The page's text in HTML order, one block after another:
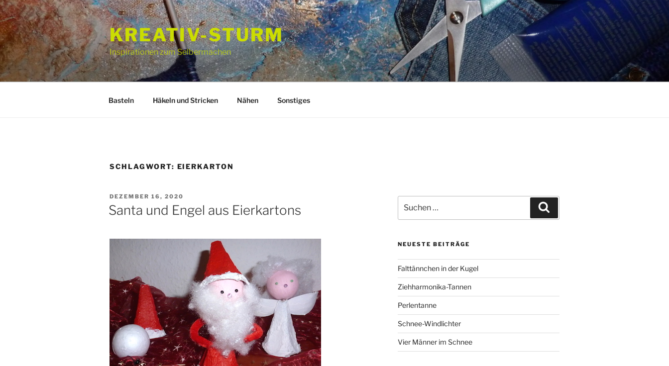
Zum
Inhalt
springen
KREATIV-STURM
Inspirationen zum Selbermachen
Basteln Häkeln und Stricken Nähen Sonstiges
SCHLAGWORT: EIERKARTON
VERÖFFENTLICHT
AM
DEZEMBER 16, 2020
Santa und Engel aus Eierkartons
nach:
NEUESTE BEITRÄGE
Falttännchen in der Kugel
Ziehharmonika-Tannen
Perlentanne
Schnee-Windlichter
Vier Männer im Schnee